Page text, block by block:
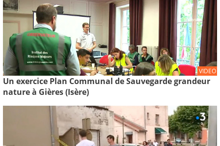
VIDEO
Un exercice Plan Communal de Sauvegarde grandeur
nature à Gières (Isère)